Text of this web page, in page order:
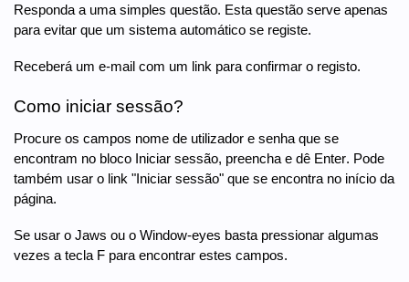
Responda a uma simples questão. Esta questão serve apenas
para evitar que um sistema automático se registe.
Receberá um e-mail com um link para confirmar o registo.
Como iniciar sessão?
Procure os campos nome de utilizador e senha que se
encontram no bloco Iniciar sessão, preencha e dê Enter. Pode
também usar o link "Iniciar sessão" que se encontra no início da
página.
Se usar o Jaws ou o Window-eyes basta pressionar algumas
vezes a tecla F para encontrar estes campos.